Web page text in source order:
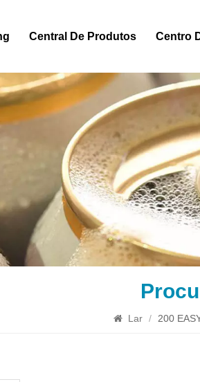
Central De Produtos Centro
Lar / 200